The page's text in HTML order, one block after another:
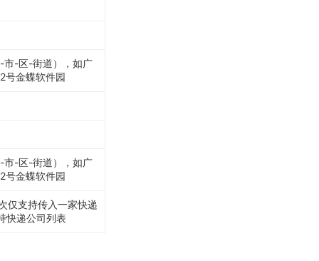
市-区-街道），如广
号金蝶软件园
市-区-街道），如广
号金蝶软件园
仅支持传入一家快递
快递公司列表